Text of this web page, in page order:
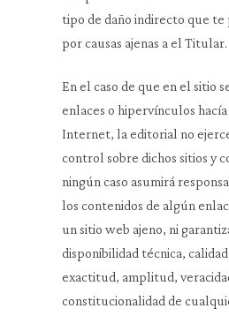
tipo de daño indirecto que te
por causas ajenas a el Titular.
En el caso de que en el sitio
enlaces o hipervínculos
Internet, la editorial no
control sobre dichos sitios y
ningún caso asumirá
los contenidos de algún
un sitio web ajeno, ni
disponibilidad técnica,
exactitud, amplitud,
constitucionalidad de